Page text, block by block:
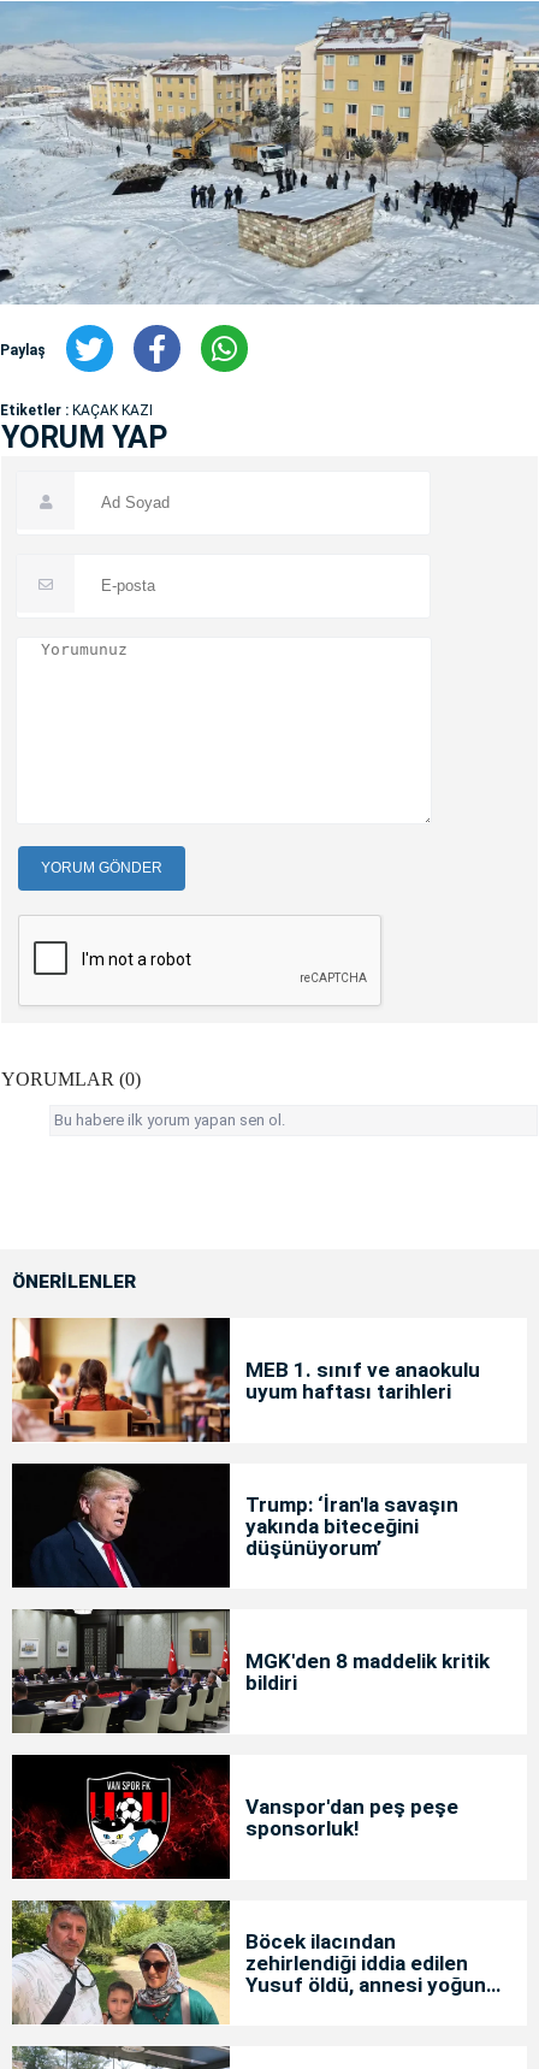
Paylaş
Etiketler : KAÇAK KAZI
YORUM YAP
YORUM GÖNDER
YORUMLAR (0)
Bu habere ilk yorum yapan sen ol.
ÖNERİLENLER
MEB 1. sınıf ve anaokulu
uyum haftası tarihleri
Trump: ‘İran'la savaşın
yakında biteceğini
düşünüyorum’
MGK'den 8 maddelik kritik
bildiri
Vanspor'dan peş peşe
sponsorluk!
Böcek ilacından
zehirlendiği iddia edilen
Yusuf öldü, annesi yoğun